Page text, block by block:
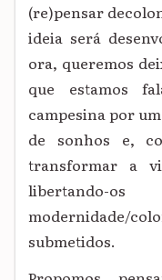
(re)pensar
ideia será
ora, queremos
que estamos
campesina por
de sonhos e,
transformar a
modernidade/
submetidos.